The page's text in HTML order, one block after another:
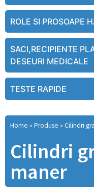
ROLE SI PROSOAPE
SACI,RECIPIENTE
DESEURI MEDICALE
TESTE RAPIDE
Home » Produse » Cilindri
Cilindri
maner